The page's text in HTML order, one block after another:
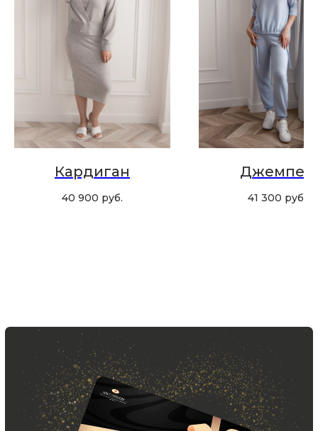
Кардиган
40 900 руб.
Джемпер
41 300 руб.
Хотите быть в курсе всех новинок
и акций, подпишитесь на email рассылку
Новинки, акции, подарки
и модный журнал — всё это
в нашем телеграмм канале:
MIR CASHMERE Official